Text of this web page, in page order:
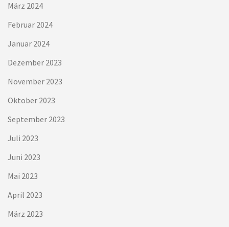
März 2024
Februar 2024
Januar 2024
Dezember 2023
November 2023
Oktober 2023
September 2023
Juli 2023
Juni 2023
Mai 2023
April 2023
März 2023